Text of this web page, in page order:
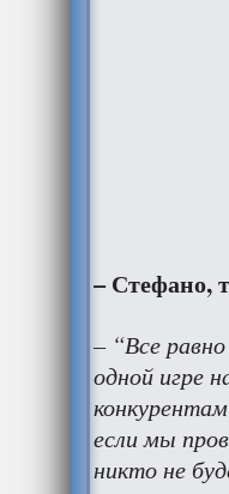
– Стефано,
– “Все
одной игре
если мы
никто не